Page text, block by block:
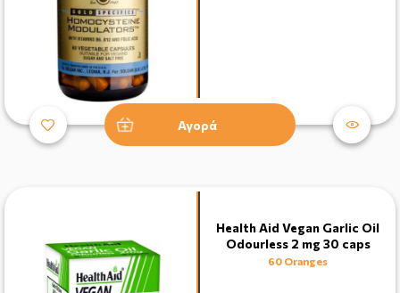
Αγορά
Health Aid Vegan Garlic Oil
Odourless 2 mg 30 caps
60 Oranges